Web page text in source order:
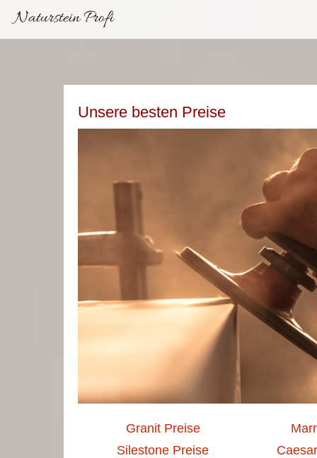
Naturstein Profi
Unsere besten Preise
Granit Preise
Silestone Preise